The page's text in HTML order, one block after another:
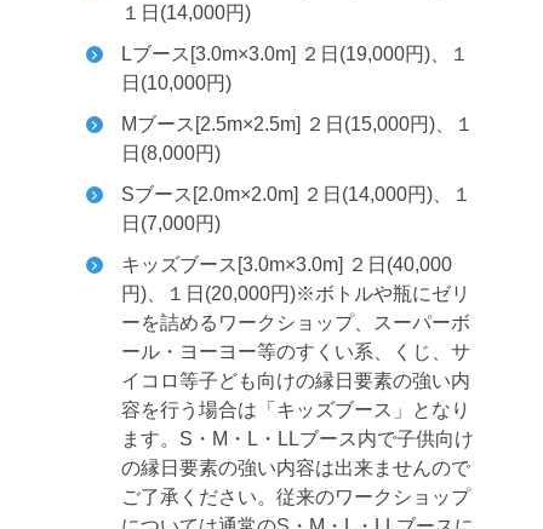
１日(14,000円)
Lブース[3.0m×3.0m] ２日(19,000円)、１
日(10,000円)
Mブース[2.5m×2.5m] ２日(15,000円)、１
日(8,000円)
Sブース[2.0m×2.0m] ２日(14,000円)、１
日(7,000円)
キッズブース[3.0m×3.0m] ２日(40,000
円)、１日(20,000円)※ボトルや瓶にゼリ
ーを詰めるワークショップ、スーパーボ
ール・ヨーヨー等のすくい系、くじ、サ
イコロ等子ども向けの縁日要素の強い内
容を行う場合は「キッズブース」となり
ます。S・M・L・LLブース内で子供向け
の縁日要素の強い内容は出来ませんので
ご了承ください。従来のワークショップ